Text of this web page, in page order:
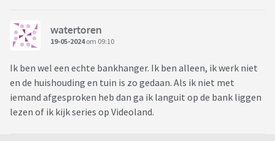
watertoren
19-05-2024om 09:10
Ik ben wel een echte bankhanger. Ik ben alleen, ik werk niet
en de huishouding en tuin is zo gedaan. Als ik niet met
iemand afgesproken heb dan ga ik languit op de bank liggen
lezen of ik kijk series op Videoland.